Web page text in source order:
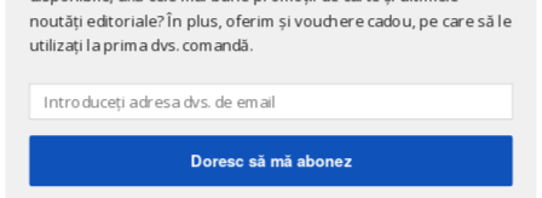
Alan Watts
Albert Camus
Albert Horace
Alan Watts
Albert Camus
Albert Horace
Cărți în limba germană
Cărți gratuite!
NOUTĂȚI
noutăți editoriale? În plus, oferim și vouchere cadou, pe care să le
utilizați la prima dvs. comandă.
Doresc să mă abonez